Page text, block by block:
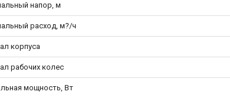
напор, м
расход, м?/ч
корпуса
рабочих колес
мощность, Вт